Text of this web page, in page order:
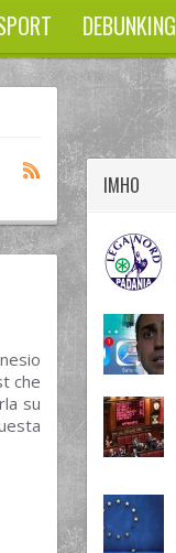
DEBUNKING
che
su
IMHO